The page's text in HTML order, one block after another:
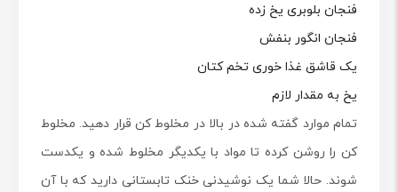
فنجان بلوبری یخ زده
فنجان انگور بنفش
یک قاشق غذا خوری تخم کتان
یخ به مقدار لازم
تمام موارد گفته شده در بالا در مخلوط کن قرار دهید. مخلوط
کن را روشن کرده تا مواد با یکدیگر مخلوط شده و یکدست
شوند. حالا شما یک نوشیدنی خنک تابستانی دارید که با آن